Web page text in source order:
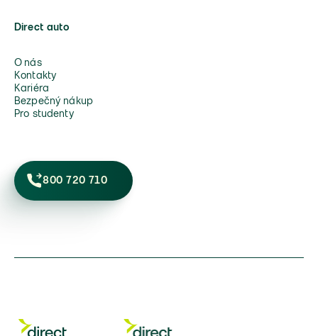
Direct auto
O nás
Kontakty
Kariéra
Bezpečný nákup
Pro studenty
800 720 710